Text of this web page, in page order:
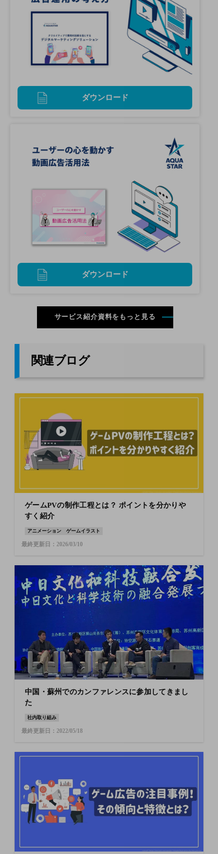
ダウンロード
ダウンロード
サービス紹介資料をもっと見る
関連ブログ
ゲームPVの制作工程とは？ ポイントを分かりや
すく紹介
アニメーション ゲームイラスト
最終更新日：2026/03/10
中国・蘇州でのカンファレンスに参加してきまし
た
社内取り組み
最終更新日：2022/05/18